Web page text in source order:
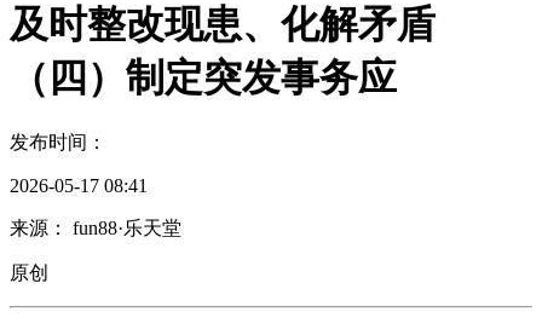
及时整改现患、化解矛盾
（四）制定突发事务应
发布时间：
2026-05-17 08:41
来源： fun88·乐天堂
原创